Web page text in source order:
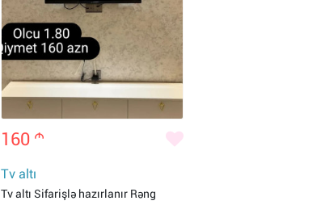
160 m
Tv altı
Tv altı Sifarişlə hazırlanır Rəng